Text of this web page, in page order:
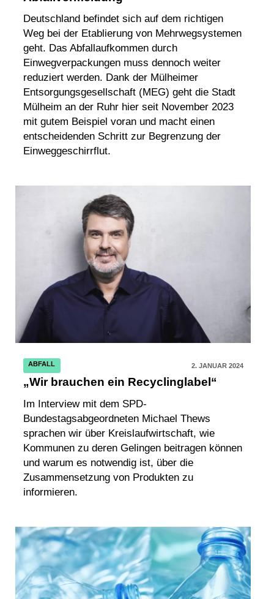
Deutschland befindet sich auf dem richtigen
Weg bei der Etablierung von Mehrwegsystemen
geht. Das Abfallaufkommen durch
Einwegverpackungen muss dennoch weiter
reduziert werden. Dank der Mülheimer
Entsorgungsgesellschaft (MEG) geht die Stadt
Mülheim an der Ruhr hier seit November 2023
mit gutem Beispiel voran und macht einen
entscheidenden Schritt zur Begrenzung der
Einweggeschirrflut.
ABFALL 2. JANUAR 2024
„Wir brauchen ein Recyclinglabel“
Im Interview mit dem SPD-
Bundestagsabgeordneten Michael Thews
sprachen wir über Kreislaufwirtschaft, wie
Kommunen zu deren Gelingen beitragen können
und warum es notwendig ist, über die
Zusammensetzung von Produkten zu
informieren.